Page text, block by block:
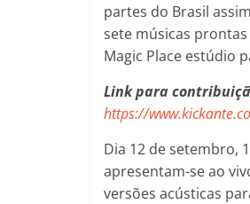
partes do Brasil
sete músicas
Magic Place estúdio
Link para
https://
Dia 12 de setembro,
apresentam-se ao
versões acústicas